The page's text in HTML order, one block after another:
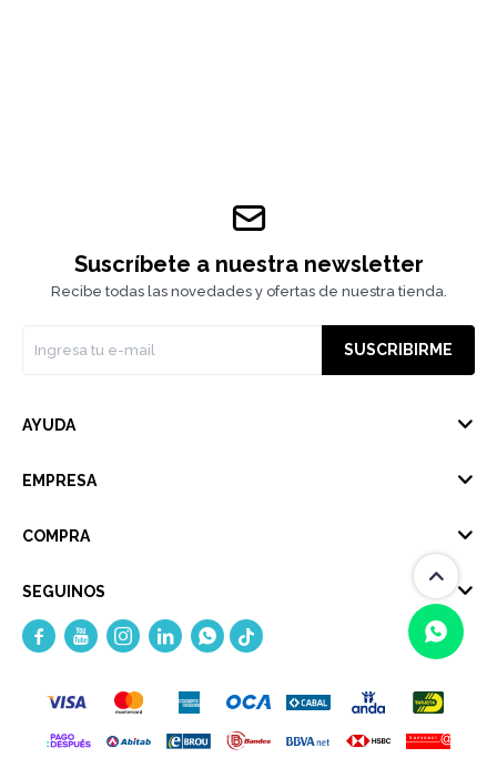
(0/4)
Suscríbete a nuestra newsletter
Recibe todas las novedades y ofertas de nuestra tienda.
SUSCRIBIRME
AYUDA
EMPRESA
COMPRA
SEGUINOS
    